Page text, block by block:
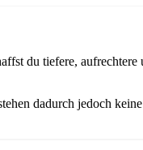
du tiefere, aufrechtere
dadurch jedoch